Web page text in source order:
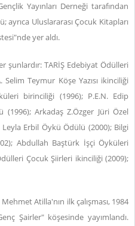
Yayınları Derneği tarafından
ayrıca Uluslararası Çocuk Kitapları
yer aldı.
şunlardır: TARİŞ Edebiyat Ödülleri
Teymur Köşe Yazısı ikinciliği
birinciliği (1996); P.E.N. Edip
(1996); Arkadaş Z.Özger Jüri Özel
Erbil Öykü Ödülü (2000); Bilgi
Abdullah Baştürk İşçi Öyküleri
Çocuk Şiirleri ikinciliği (2009);
Atilla'nın ilk çalışması, 1984
Şairler" köşesinde yayımlandı.